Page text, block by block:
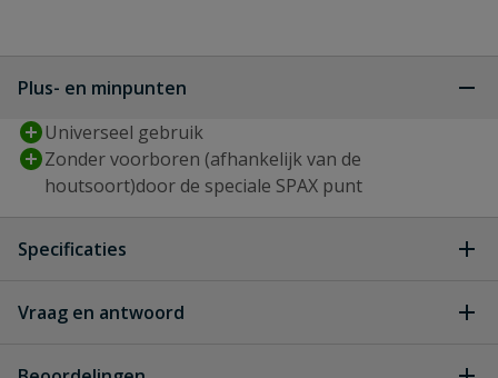
Plus- en minpunten
Universeel gebruik
Zonder voorboren (afhankelijk van de
houtsoort)door de speciale SPAX punt
Specificaties
Aandrijving
Vraag en antwoord